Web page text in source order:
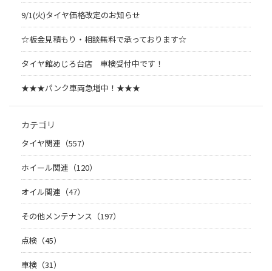
9/1(火)タイヤ価格改定のお知らせ
☆板金見積もり・相談無料で承っております☆
タイヤ館めじろ台店 車検受付中です！
★★★パンク車両急増中！★★★
カテゴリ
タイヤ関連（557）
ホイール関連（120）
オイル関連（47）
その他メンテナンス（197）
点検（45）
車検（31）